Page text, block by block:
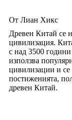
От Лиан Хикс
Древен Китай се
цивилизация.
с над 3500
използва
цивилизации и се
постиженията,
древен Китай.